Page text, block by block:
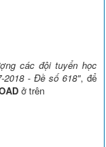
các đội tuyển học
2018 - Đề số 618", để
ở trên